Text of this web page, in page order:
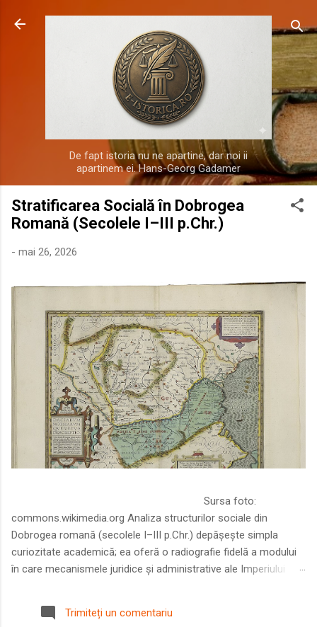
Treceți la conținutul principal
De fapt istoria nu ne apartine, dar noi ii
apartinem ei. Hans-Georg Gadamer
Stratificarea Socială în Dobrogea
Romană (Secolele I–III p.Chr.)
- mai 26, 2026
Sursa foto:
commons.wikimedia.org Analiza structurilor sociale din
Dobrogea romană (secolele I–III p.Chr.) depășește simpla
curiozitate academică; ea oferă o radiografie fidelă a modului
în care mecanismele juridice și administrative ale Imperiului
Într-o epocă în care prosperitatea excepțională a lumii romane
era susținută de o mobilitate socială dinamică și de o libertate
Trimiteți un comentariu